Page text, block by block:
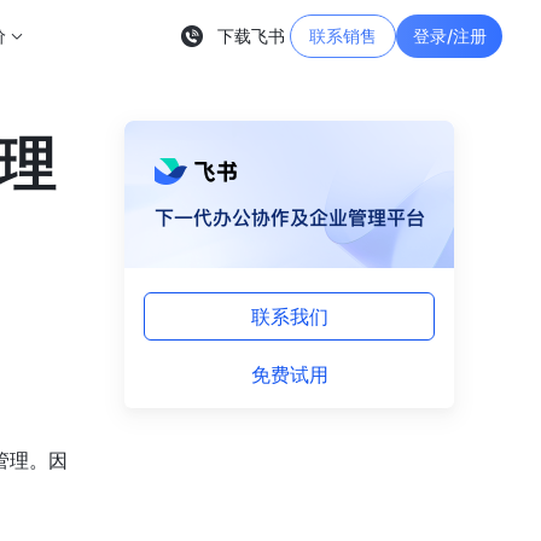
下载飞书 联系销售 登录/注册
联系我们
免费试用
理。因